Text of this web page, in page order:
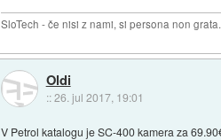
SloTech - če nisi z nami, si persona non grata.
Oldi
::26. jul 2017, 19:01
V Petrol katalogu je SC-400 kamera za